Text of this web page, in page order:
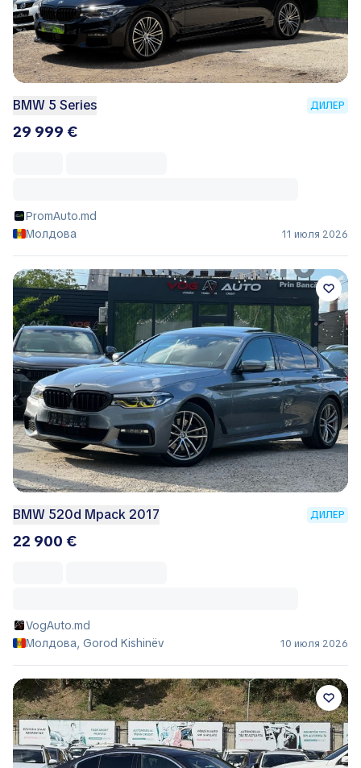
BMW 5 Series ДИЛЕР
29 999 €
PromAuto.md
Молдова
11 июля 2026
BMW 520d Mpack 2017 ДИЛЕР
22 900 €
VogAuto.md
Молдова, Gorod Kishinëv
10 июля 2026